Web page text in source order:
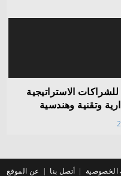
الاستراتيجية
وتقنية وهندسية
الخصوصية أتصل بنا عن الموقع